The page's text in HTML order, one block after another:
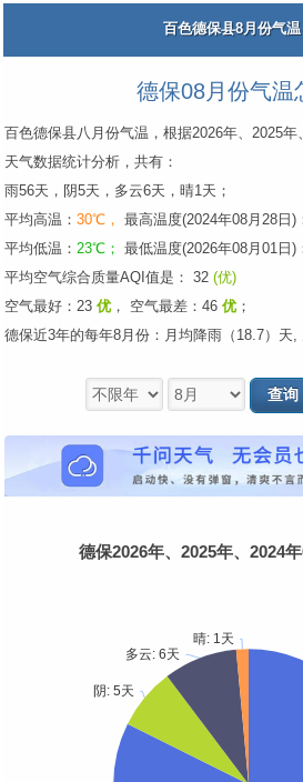
百色德保县8月份气温
德保08月份气温
百色德保县八月份气温，根据2026年、2025年
天气数据统计分析，共有：
雨56天，阴5天，多云6天，晴1天；
平均高温： 30℃， 最高温度(2024年08月28日)
平均低温： 23℃； 最低温度(2026年08月01日)
平均空气综合质量AQI值是： 32 (优)
空气最好：23 优 ， 空气最差：46 优 ；
德保近3年的每年8月份：月均降雨（18.7）天,
德保2026年、2025年、2024